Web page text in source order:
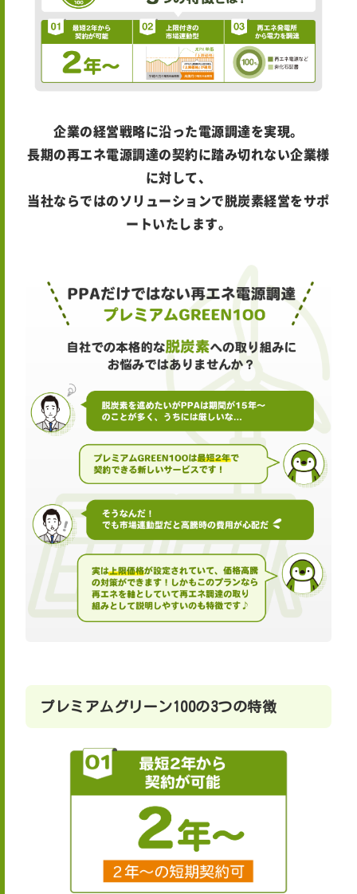
企業の経営戦略に沿った電源調達を実現。
長期の再エネ電源調達の契約に踏み切れない企業様
に対して、
当社ならではのソリューションで脱炭素経営をサポ
ートいたします。
プレミアムグリーン100の3つの特徴